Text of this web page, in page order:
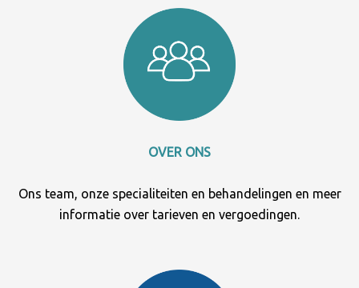
OVER ONS
Ons team, onze specialiteiten en behandelingen en meer
informatie over tarieven en vergoedingen.